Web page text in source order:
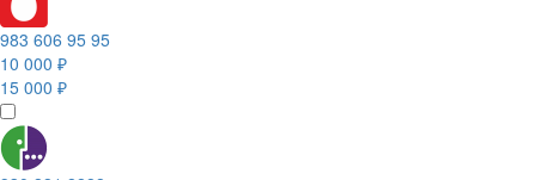
983 606 95 95
10 000 ₽
15 000 ₽